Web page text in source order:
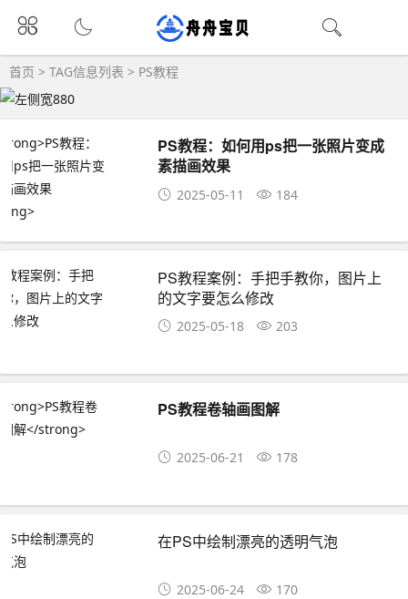
首页 > TAG信息列表 > PS教程
PS教程：如何用ps把一张照片变成
素描画效果
2025-05-11 184
PS教程案例：手把手教你，图片上
的文字要怎么修改
2025-05-18 203
PS教程卷轴画图解
2025-06-21 178
在PS中绘制漂亮的透明气泡
2025-06-24 170